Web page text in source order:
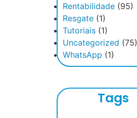
Rentabilidade (95)
Resgate (1)
Tutoriais (1)
Uncategorized (75)
WhatsApp (1)
Tags